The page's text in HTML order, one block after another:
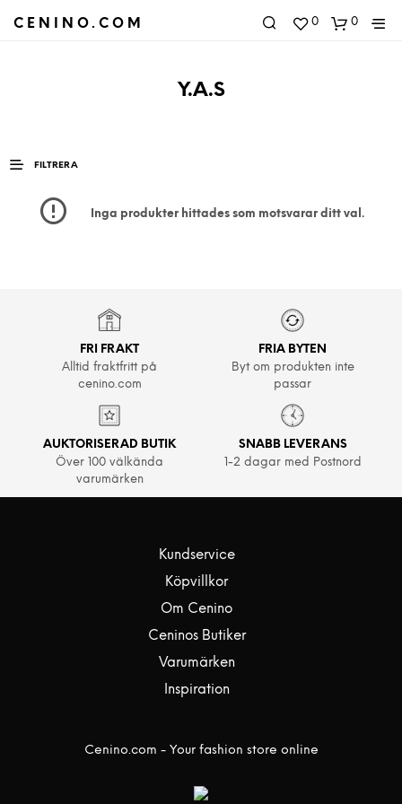
CENINO.COM 0 0
Y.A.S
FILTRERA
Inga produkter hittades som motsvarar ditt val.
FRI FRAKT
Alltid fraktfritt på
cenino.com
FRIA BYTEN
Byt om produkten inte
passar
AUKTORISERAD BUTIK
Över 100 välkända
varumärken
SNABB LEVERANS
1-2 dagar med Postnord
Kundservice
Köpvillkor
Om Cenino
Ceninos Butiker
Varumärken
Inspiration
Cenino.com - Your fashion store online